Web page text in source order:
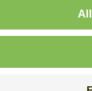
SOS-